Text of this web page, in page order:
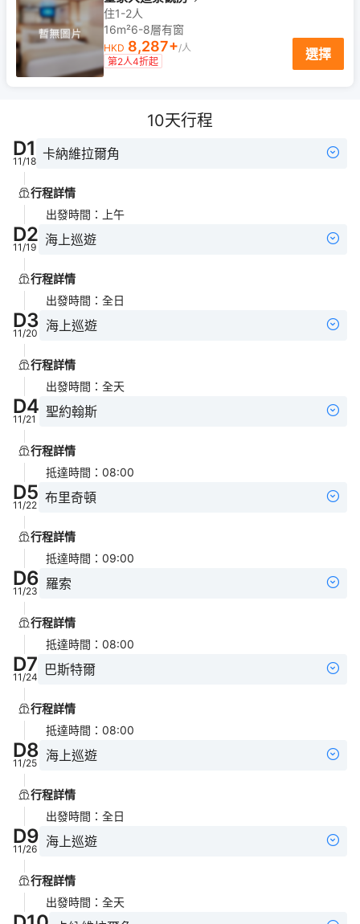
住1-2人
16m²6-8層有窗
HKD 8,287+/人
第2人4折起
選擇
10天行程
D1
11/18 卡納維拉爾角
行程詳情
出發時間 ： 上午
D2
11/19 海上巡遊
行程詳情
出發時間 ： 全日
D3
11/20 海上巡遊
行程詳情
出發時間 ： 全天
D4
11/21 聖約翰斯
行程詳情
抵達時間 ： 08:00
D5
11/22 布里奇頓
行程詳情
抵達時間 ： 09:00
D6
11/23 羅索
行程詳情
抵達時間 ： 08:00
D7
11/24 巴斯特爾
行程詳情
抵達時間 ： 08:00
D8
11/25 海上巡遊
行程詳情
出發時間 ： 全日
D9
11/26 海上巡遊
行程詳情
出發時間 ： 全天